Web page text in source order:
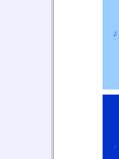
♪
♪